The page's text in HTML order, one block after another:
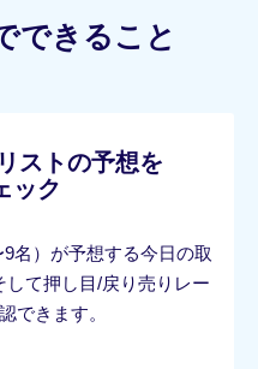
できること
ストの予想を
ック
名）が予想する今日の取
て押し目/戻り売りレー
できます。